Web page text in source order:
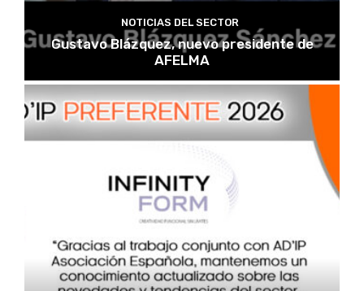
NOTICIAS DEL SECTOR
Gustavo Blázquez, nuevo presidente de
AFELMA